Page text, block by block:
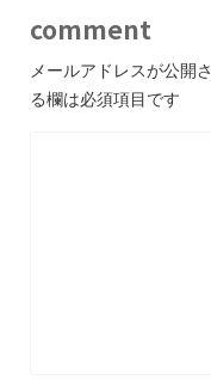
comment
メールアドレスが公開
る欄は必須項目です